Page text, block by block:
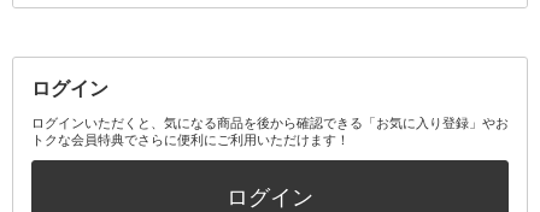
その他オーラルケア
ボディケアキット
その他キット・セット
ログイン
ログインいただくと、気になる商品を後から確認できる「お気に入り登録」やお
トクな会員特典でさらに便利にご利用いただけます！
ログイン